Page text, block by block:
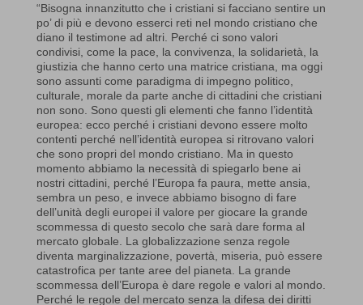
“Bisogna innanzitutto che i cristiani si facciano sentire un
po’ di più e devono esserci reti nel mondo cristiano che
diano il testimone ad altri. Perché ci sono valori
condivisi, come la pace, la convivenza, la solidarietà, la
giustizia che hanno certo una matrice cristiana, ma oggi
sono assunti come paradigma di impegno politico,
culturale, morale da parte anche di cittadini che cristiani
non sono. Sono questi gli elementi che fanno l’identità
europea: ecco perché i cristiani devono essere molto
contenti perché nell’identità europea si ritrovano valori
che sono propri del mondo cristiano. Ma in questo
momento abbiamo la necessità di spiegarlo bene ai
nostri cittadini, perché l’Europa fa paura, mette ansia,
sembra un peso, e invece abbiamo bisogno di fare
dell’unità degli europei il valore per giocare la grande
scommessa di questo secolo che sarà dare forma al
mercato globale. La globalizzazione senza regole
diventa marginalizzazione, povertà, miseria, può essere
catastrofica per tante aree del pianeta. La grande
scommessa dell’Europa è dare regole e valori al mondo.
Perché le regole del mercato senza la difesa dei diritti